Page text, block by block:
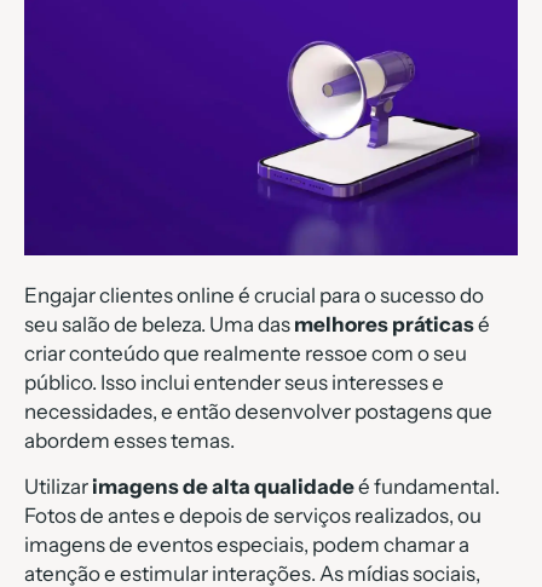
Engajar clientes online é crucial para o sucesso do
seu salão de beleza. Uma das melhores práticasé
criar conteúdo que realmente ressoe com o seu
público. Isso inclui entender seus interesses e
necessidades, e então desenvolver postagens que
abordem esses temas.
Utilizar imagens de alta qualidadeé fundamental.
Fotos de antes e depois de serviços realizados, ou
imagens de eventos especiais, podem chamar a
atenção e estimular interações. As mídias sociais,